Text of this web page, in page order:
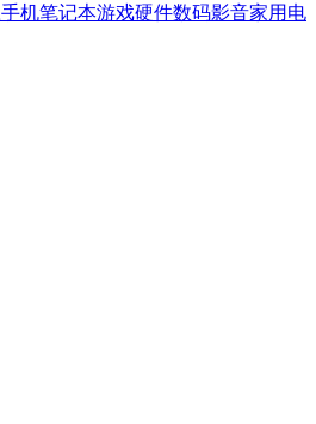
手机笔记本游戏硬件数码影音家用电